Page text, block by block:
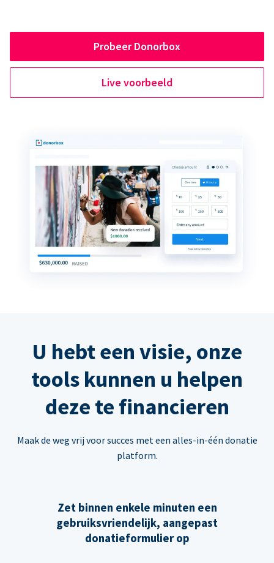
Probeer Donorbox
Live voorbeeld
U hebt een visie, onze
tools kunnen u helpen
deze te financieren
Maak de weg vrij voor succes met een alles-in-één donatie
platform.
Zet binnen enkele minuten een
gebruiksvriendelijk, aangepast
donatieformulier op